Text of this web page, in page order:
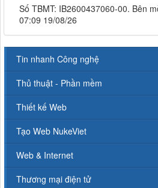
Số TBMT: IB2600437060-00. Bên
07:09 19/08/26
Tin nhanh Công nghệ
Thủ thuật - Phần mềm
Thiết kế Web
Tạo Web NukeViet
Web & Internet
Thương mại điện tử